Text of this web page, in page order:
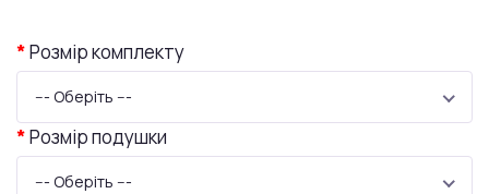
Розмір комплекту
--- Оберіть ---
Розмір подушки
--- Оберіть ---